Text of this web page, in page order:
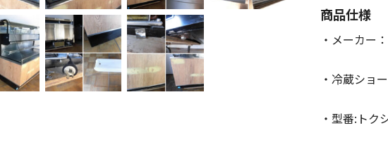
商品仕様
・メーカー
・冷蔵ショ
・型番:トク